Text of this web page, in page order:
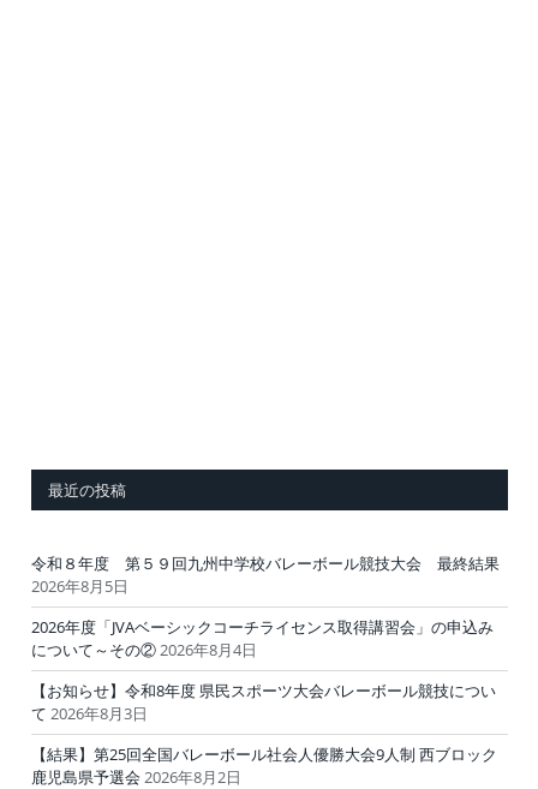
最近の投稿
令和８年度 第５９回九州中学校バレーボール競技大会 最終結果
2026年8月5日
2026年度「JVAベーシックコーチライセンス取得講習会」の申込み
について～その②2026年8月4日
【お知らせ】令和8年度 県民スポーツ大会バレーボール競技につい
て 2026年8月3日
【結果】第25回全国バレーボール社会人優勝大会9人制 西ブロック
鹿児島県予選会 2026年8月2日